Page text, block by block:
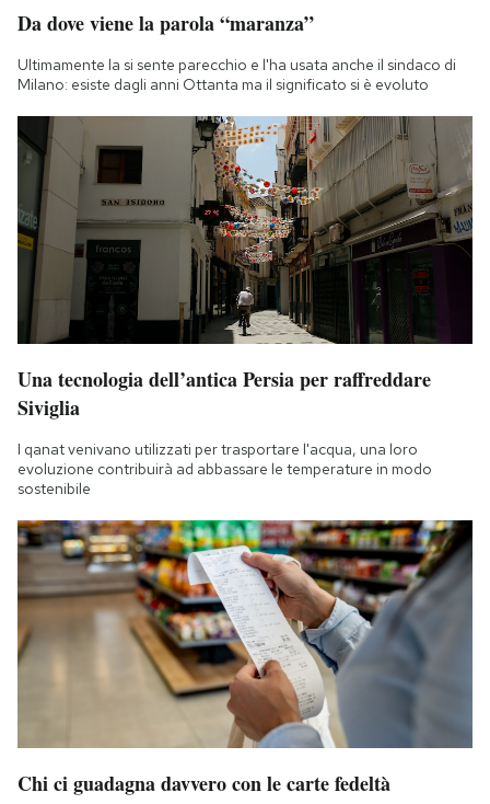
Da dove viene la parola “maranza”
Ultimamente la si sente parecchio e l'ha usata anche il sindaco di
Milano: esiste dagli anni Ottanta ma il significato si è evoluto
Una tecnologia dell’antica Persia per raffreddare
Siviglia
I qanat venivano utilizzati per trasportare l'acqua, una loro
evoluzione contribuirà ad abbassare le temperature in modo
sostenibile
Chi ci guadagna davvero con le carte fedeltà